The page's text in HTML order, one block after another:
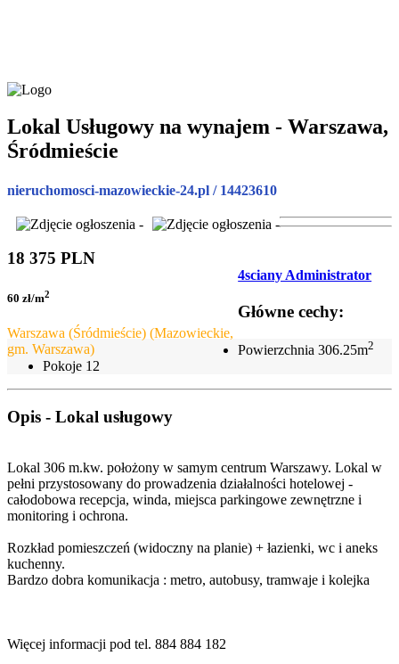
Lokal Usługowy na wynajem - Warszawa,
Śródmieście
nieruchomosci-mazowieckie-24.pl / 14423610
18 375 PLN
60 zł/m2
Warszawa (Śródmieście) (Mazowieckie,
gm. Warszawa)
4sciany Administrator
Główne cechy:
Powierzchnia306.25m2
Pokoje 12
Opis - Lokal usługowy
Lokal 306 m.kw. położony w samym centrum Warszawy. Lokal w
pełni przystosowany do prowadzenia działalności hotelowej -
całodobowa recepcja, winda, miejsca parkingowe zewnętrzne i
monitoring i ochrona.
Rozkład pomieszczeń (widoczny na planie) + łazienki, wc i aneks
kuchenny.
Bardzo dobra komunikacja : metro, autobusy, tramwaje i kolejka
Więcej informacji pod tel. 884 884 182